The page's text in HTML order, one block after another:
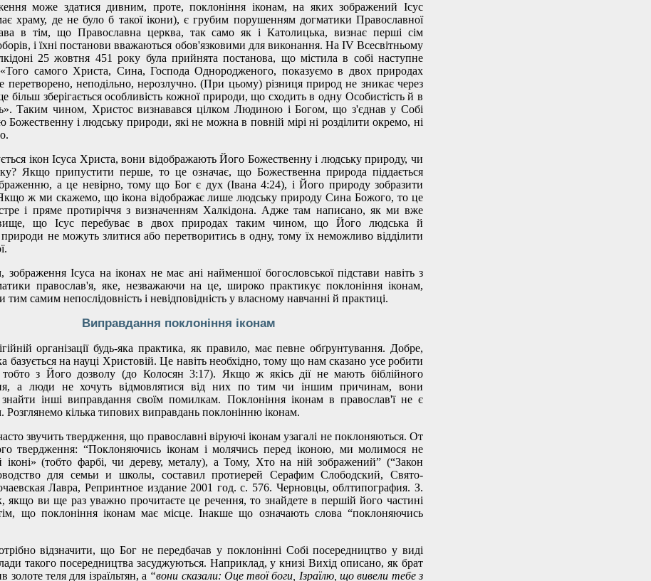
може здатися дивним, проте, поклоніння іконам, на яких зображений Ісус
храму, де не було б такої ікони), є грубим порушенням догматики Православної
в тім, що Православна церква, так само як і Католицька, визнає перші сім
і їхні постанови вважаються обов'язковими для виконання. На ІV Всесвітньому
25 жовтня 451 року була прийнята постанова, що містила в собі наступне
самого Христа, Сина, Господа Однородженого, показуємо в двох природах
перетворено, неподільно, нерозлучно. (При цьому) різниця природ не зникає через
більш зберігається особливість кожної природи, що сходить в одну Особистість й в
Таким чином, Христос визнавався цілком Людиною і Богом, що з'єднав у Собі
і людську природи, які не можна в повній мірі ні розділити окремо, ні
ікон Ісуса Христа, вони відображають Його Божественну і людську природу, чи
Якщо припустити перше, то це означає, що Божественна природа піддається
а це невірно, тому що Бог є дух (Івана 4:24), і Його природу зобразити
ж ми скажемо, що ікона відображає лише людську природу Сина Божого, то це
і пряме протиріччя з визначенням Халкідона. Адже там написано, як ми вже
що Ісус перебуває в двох природах таким чином, що Його людська й
не можуть злитися або перетворитись в одну, тому їх неможливо відділити
Ісуса на іконах не має ані найменшої богословської підстави навіть з
православ'я, яке, незважаючи на це, широко практикує поклоніння іконам,
тим самим непослідовність і невідповідність у власному навчанні й практиці.
Виправдання поклоніння іконам
організації будь-яка практика, як правило, має певне обґрунтування. Добре,
базується на науці Христовій. Це навіть необхідно, тому що нам сказано усе робити
тобто з Його дозволу (до Колосян 3:17). Якщо ж якісь дії не мають біблійного
а люди не хочуть відмовлятися від них по тим чи іншим причинам, вони
знайти інші виправдання своїм помилкам. Поклоніння іконам в православ'ї не є
кілька типових виправдань поклонінню іконам.
звучить твердження, що православні віруючі іконам узагалі не поклоняються. От
твердження: “Поклоняючись іконам і молячись перед іконою, ми молимося не
іконі» (тобто фарбі, чи дереву, металу), а Тому, Хто на ній зображений” (“Закон
для семьи и школы, составил протиерей Серафим Слободский, Свято-
Лавра, Репринтное издание 2001 год. с. 576. Черновцы, облтипография. З.
якщо ви ще раз уважно прочитаєте це речення, то знайдете в першій його частині
що поклоніння іконам має місце. Інакше що означають слова “поклоняючись
відзначити, що Бог не передбачав у поклонінні Собі посередництво у виді
такого посередництва засуджуються. Наприклад, у книзі Вихід описано, як брат
золоте теля для ізраїльтян, а “вони сказали: Оце твої боги, Ізраїлю, що вивели тебе з